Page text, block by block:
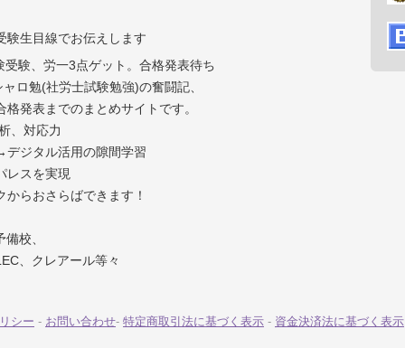
験生目線でお伝えします
受験、労一3点ゲット。合格発表待ち
ロ勉(社労士試験勉強)の奮闘記、
発表までのまとめサイトです。
、対応力
ジタル活用の隙間学習
レスを実現
からおさらばできます！
校、
、クレアール等々
シー - お問い合わせ- 特定商取引法に基づく表示 - 資金決済法に基づく表示